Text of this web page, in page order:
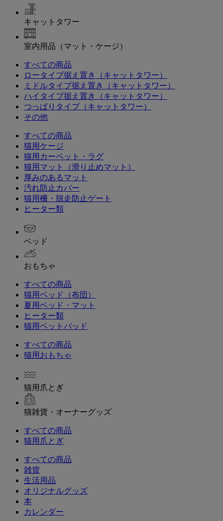
キャットタワー
室内用品（マット・ケージ）
すべての商品
ロータイプ据え置き（キャットタワー）
ミドルタイプ据え置き（キャットタワー）
ハイタイプ据え置き（キャットタワー）
つっぱりタイプ（キャットタワー）
その他
すべての商品
猫用ケージ
猫用カーペット・ラグ
猫用マット（滑り止めマット）
厚みのあるマット
汚れ防止カバー
猫用柵・脱走防止ゲート
ヒーター類
ベッド
おもちゃ
すべての商品
猫用ベッド（布団）
夏用ベッド・マット
ヒーター類
猫用ベットパッド
すべての商品
猫用おもちゃ
猫用爪とぎ
猫雑貨・オーナーグッズ
すべての商品
猫用爪とぎ
すべての商品
雑貨
生活用品
オリジナルグッズ
本
カレンダー